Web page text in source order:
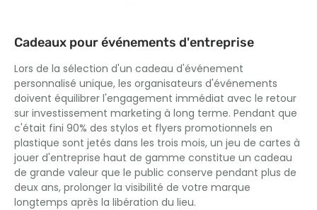
Cadeaux pour événements d'entreprise
Lors de la sélection d'un cadeau d'événement
personnalisé unique, les organisateurs d'événements
doivent équilibrer l'engagement immédiat avec le retour
sur investissement marketing à long terme. Pendant que
c'était fini 90% des stylos et flyers promotionnels en
plastique sont jetés dans les trois mois, un jeu de cartes à
jouer d'entreprise haut de gamme constitue un cadeau
de grande valeur que le public conserve pendant plus de
deux ans, prolonger la visibilité de votre marque
longtemps après la libération du lieu.